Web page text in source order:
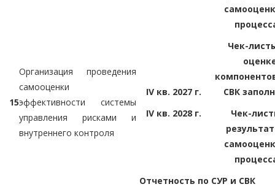
15
Организация проведения
самооценки
эффективности системы
управления рисками и
внутреннего контроля
IV кв. 2027 г.
IV кв. 2028 г.
Чек-
СВК
Чек-
Отчетность по СУР и СВК